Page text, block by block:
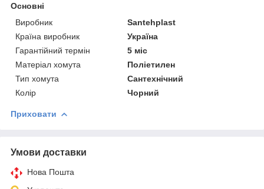
Основні
Виробник
Santehplast
Країна виробник
Україна
Гарантійний термін
5 міс
Матеріал хомута
Поліетилен
Тип хомута
Сантехнічний
Колір
Чорний
Приховати
Умови доставки
Нова Пошта